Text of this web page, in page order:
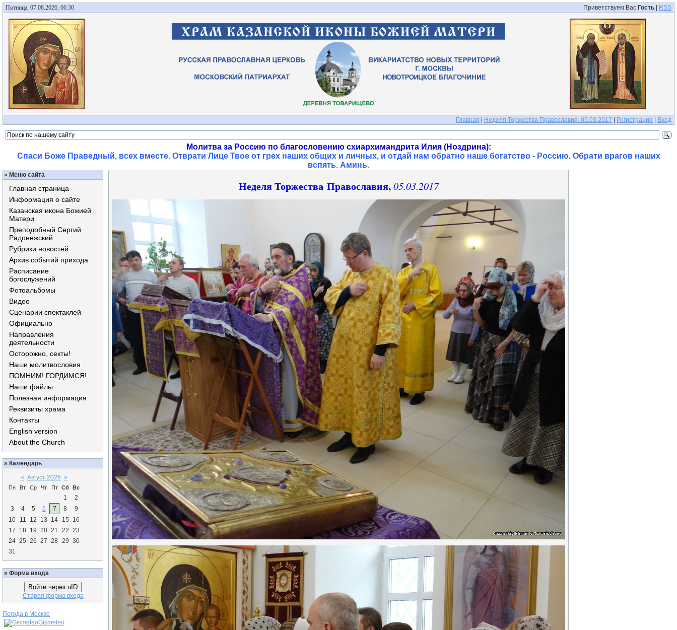
Пятница, 07.08.2026, 06:30 Приветствуем Вас Гость RSS
Главная Неделя Торжества Православия, 05.03.2017 Регистрация Вход
Молитва за Россию по благословению схиархимандрита Илия (Ноздрина):
Спаси Боже Праведный, всех вместе. Отврати Лице Твое от грех наших общих и личных, и отдай нам обратно наше богатство - Россию. Обрати врагов наших
вспять. Аминь.
» Меню сайта
Главная страница
Информация о сайте
Казанская икона Божией
Матери
Преподобный Сергий
Радонежский
Рубрики новостей
Архив событий прихода
Расписание
богослужений
Фотоальбомы
Видео
Сценарии спектаклей
Официально
Направления
деятельности
Осторожно, секты!
Наши молитвословия
ПОМНИМ! ГОРДИМСЯ!
Наши файлы
Полезная информация
Реквизиты храма
Контакты
English version
About the Church
» Календарь
« Август 2026 »
Пн Вт Ср Чт Пт Сб Вс
1
2
3
4 5 6 7 8
9
10
11 12 13 14 15
16
17
18 19 20 21 22 23
24 25 26 27 28 29 30
31
» Форма входа
Войти через uID
Старая форма входа
Погода в Москве
Gismeteo
Неделя Торжества Православия,05.03.2017